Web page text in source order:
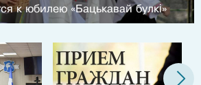
к юбилею «Бацькавай булкі»